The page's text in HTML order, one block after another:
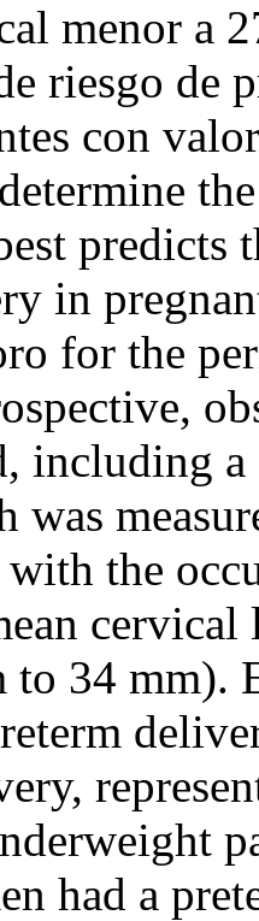
menor a
riesgo de
con
predicts
in
for the
including
was
with the
to 34 mm).
had a